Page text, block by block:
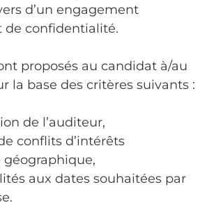
d’un engagement
de confidentialité.
proposés au candidat à/au
la base des critères suivants :
de l’auditeur,
conflits d’intérêts
aux dates souhaitées par